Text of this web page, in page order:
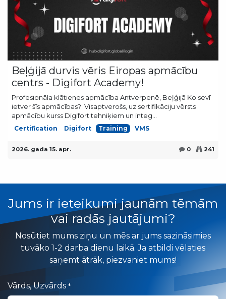
Beļģijā durvis vēris Eiropas apmācību
centrs - Digifort Academy!
Profesionāla klātienes apmācība Antverpenē, Beļģijā Ko sevī
ietver šīs apmācības? ​ Visaptverošs, uz sertifikāciju vērsts
apmācību kurss Digifort tehniķiem un integ...
Certification Digifort Training VMS
2026. gada 15. apr. 0 241
Jums ir ieteikumi jaunām tēmām
vai radās jautājumi?
Nosūtiet mums ziņu un mēs ar jums sazināsimies
tuvāko 1-2 darba dienu laikā. Ja atbildi vēlaties
saņemt ātrāk, piezvaniet mums!
Vārds, Uzvārds *